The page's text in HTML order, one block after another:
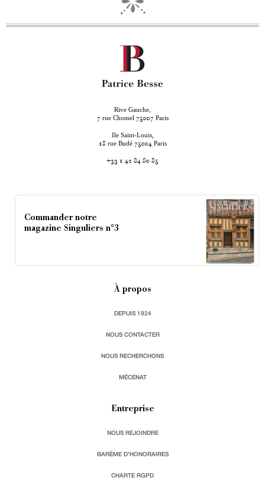
Rive Gauche,
7 rue Chomel 75007 Paris
Ile Saint-Louis,
18 rue Budé 75004 Paris
+33 1 42 84 80 85
Commander notre
magazine Singuliers n°3
À propos
DEPUIS 1924
NOUS CONTACTER
NOUS RECHERCHONS
MÉCÉNAT
Entreprise
NOUS REJOINDRE
BARÈME D'HONORAIRES
CHARTE RGPD